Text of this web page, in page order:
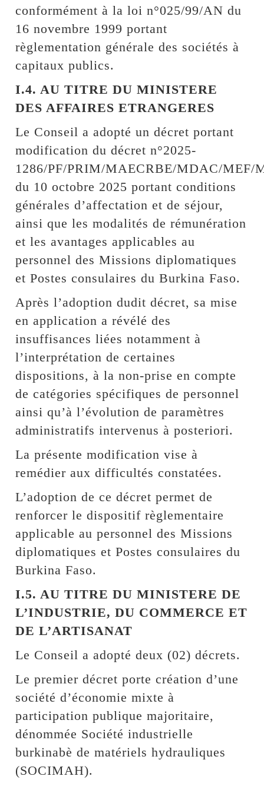
conformément à la loi n°025/99/AN du
16 novembre 1999 portant
règlementation générale des sociétés à
capitaux publics.
I.4. AU TITRE DU MINISTERE
DES AFFAIRES ETRANGERES
Le Conseil a adopté un décret portant
modification du décret n°2025-
1286/PF/PRIM/MAECRBE/MDAC/MEF/
du 10 octobre 2025 portant conditions
générales d’affectation et de séjour,
ainsi que les modalités de rémunération
et les avantages applicables au
personnel des Missions diplomatiques
et Postes consulaires du Burkina Faso.
Après l’adoption dudit décret, sa mise
en application a révélé des
insuffisances liées notamment à
l’interprétation de certaines
dispositions, à la non-prise en compte
de catégories spécifiques de personnel
ainsi qu’à l’évolution de paramètres
administratifs intervenus à posteriori.
La présente modification vise à
remédier aux difficultés constatées.
L’adoption de ce décret permet de
renforcer le dispositif règlementaire
applicable au personnel des Missions
diplomatiques et Postes consulaires du
Burkina Faso.
I.5. AU TITRE DU MINISTERE DE
L’INDUSTRIE, DU COMMERCE ET
DE L’ARTISANAT
Le Conseil a adopté deux (02) décrets.
Le premier décret porte création d’une
société d’économie mixte à
participation publique majoritaire,
dénommée Société industrielle
burkinabè de matériels hydrauliques
(SOCIMAH).